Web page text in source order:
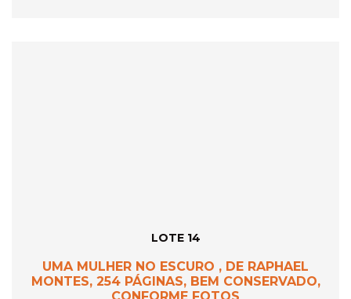
LOTE 14
UMA MULHER NO ESCURO , DE RAPHAEL
MONTES, 254 PÁGINAS, BEM CONSERVADO,